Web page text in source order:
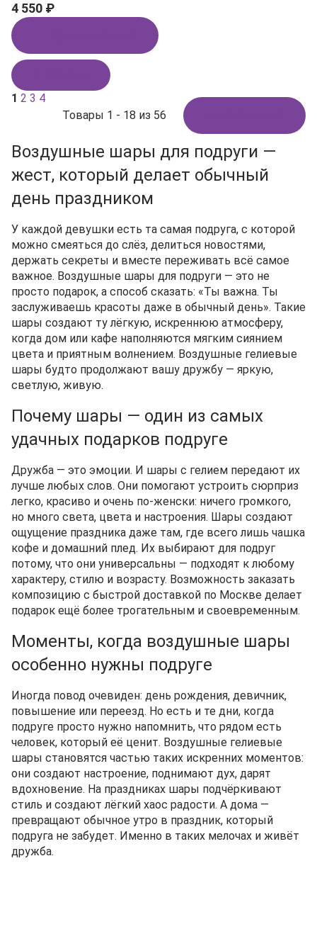
4 550 ₽
Товары 1 - 18 из 56
1 2 3 4
Воздушные шары для подруги —
жест, который делает обычный
день праздником
У каждой девушки есть та самая подруга, с которой
можно смеяться до слёз, делиться новостями,
держать секреты и вместе переживать всё самое
важное. Воздушные шары для подруги — это не
просто подарок, а способ сказать: «Ты важна. Ты
заслуживаешь красоты даже в обычный день». Такие
шары создают ту лёгкую, искреннюю атмосферу,
когда дом или кафе наполняются мягким сиянием
цвета и приятным волнением. Воздушные гелиевые
шары будто продолжают вашу дружбу — яркую,
светлую, живую.
Почему шары — один из самых
удачных подарков подруге
Дружба — это эмоции. И шары с гелием передают их
лучше любых слов. Они помогают устроить сюрприз
легко, красиво и очень по-женски: ничего громкого,
но много света, цвета и настроения. Шары создают
ощущение праздника даже там, где всего лишь чашка
кофе и домашний плед. Их выбирают для подруг
потому, что они универсальны — подходят к любому
характеру, стилю и возрасту. Возможность заказать
композицию с быстрой доставкой по Москве делает
подарок ещё более трогательным и своевременным.
Моменты, когда воздушные шары
особенно нужны подруге
Иногда повод очевиден: день рождения, девичник,
повышение или переезд. Но есть и те дни, когда
подруге просто нужно напомнить, что рядом есть
человек, который её ценит. Воздушные гелиевые
шары становятся частью таких искренних моментов:
они создают настроение, поднимают дух, дарят
вдохновение. На праздниках шары подчёркивают
стиль и создают лёгкий хаос радости. А дома —
превращают обычное утро в праздник, который
подруга не забудет. Именно в таких мелочах и живёт
дружба.